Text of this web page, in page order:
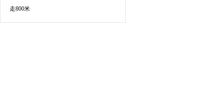
走800米